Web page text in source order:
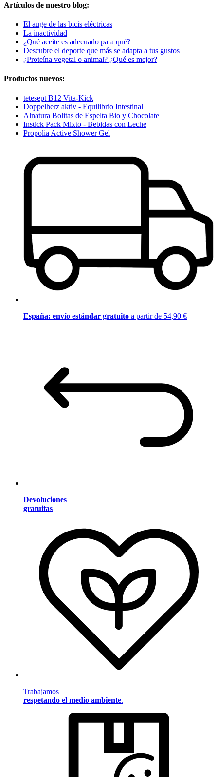
Artículos de nuestro blog:
El auge de las bicis eléctricas
La inactividad
¿Qué aceite es adecuado para qué?
Descubre el deporte que más se adapta a tus gustos
¿Proteína vegetal o animal? ¿Qué es mejor?
Productos nuevos:
tetesept B12 Vita-Kick
Doppelherz aktiv - Equilibrio Intestinal
Alnatura Bolitas de Espelta Bio y Chocolate
Instick Pack Mixto - Bebidas con Leche
Propolia Active Shower Gel
España: envío estándar gratuito a partir de 54,90 €
Devoluciones
gratuitas
Trabajamos
respetando el medio ambiente.